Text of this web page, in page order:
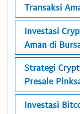
Transaksi
Investasi
Aman di
Strategi
Presale
Investasi